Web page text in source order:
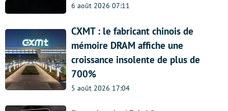
6 août 2026 07:11
CXMT : le fabricant chinois de
mémoire DRAM affiche une
croissance insolente de plus de
700%
5 août 2026 17:04